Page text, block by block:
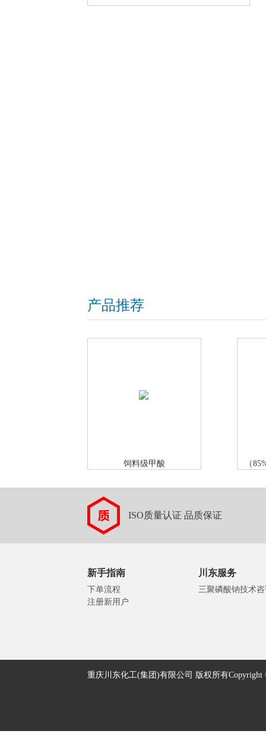
产品推荐
饲料级甲酸 （
ISO质量认证 品质保证
新手指南
下单流程
注册新用户
川东服务
三聚磷酸钠技术
重庆川东化工(集团)有限公司 版权所有Copyright